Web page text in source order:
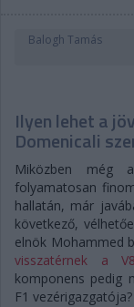
Balogh Tamás
Ilyen lehet a
Domenicali
Miközben még
folyamatosan
hallatán, már
következő,
elnök Mohammed
visszatérnek a
komponens pedig
F1 vezérigazgatója?